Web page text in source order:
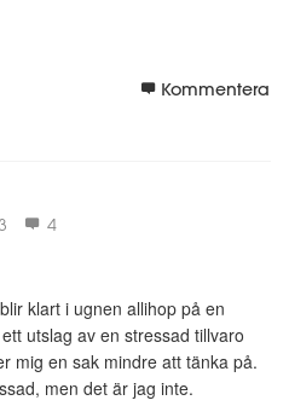
Kommentera
4
klart i ugnen allihop på en
utslag av en stressad tillvaro
mig en sak mindre att tänka på.
men det är jag inte.